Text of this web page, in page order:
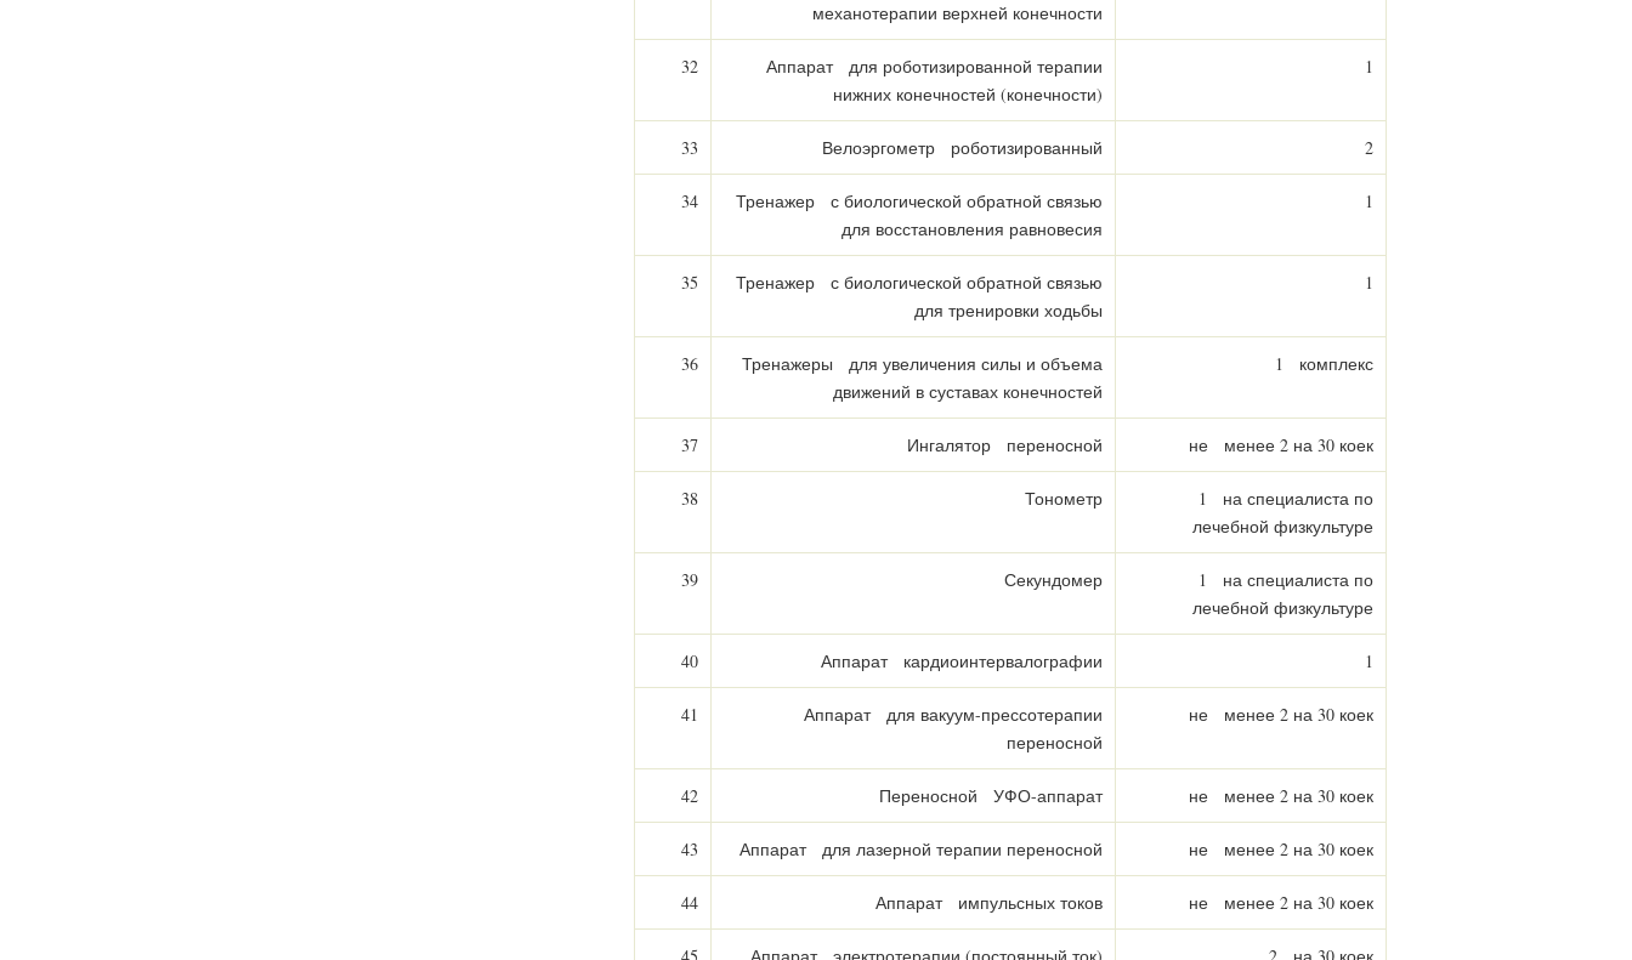
механотерапии верхней конечности
32
Аппарат для роботизированной терапии
нижних конечностей (конечности)
1
33 Велоэргометр роботизированный 2
34
Тренажер с биологической обратной связью
для восстановления равновесия
1
35
Тренажер с биологической обратной связью
для тренировки ходьбы
1
36
Тренажеры для увеличения силы и объема
движений в суставах конечностей
1 комплекс
37 Ингалятор переносной не менее 2 на 30 коек
38 Тонометр
1 на специалиста по
лечебной физкультуре
39 Секундомер
1 на специалиста по
лечебной физкультуре
40 Аппарат кардиоинтервалографии 1
41
Аппарат для вакуум-прессотерапии
переносной
не менее 2 на 30 коек
42 Переносной УФО-аппарат не менее 2 на 30 коек
43 Аппарат для лазерной терапии переносной не менее 2 на 30 коек
44 Аппарат импульсных токов не менее 2 на 30 коек